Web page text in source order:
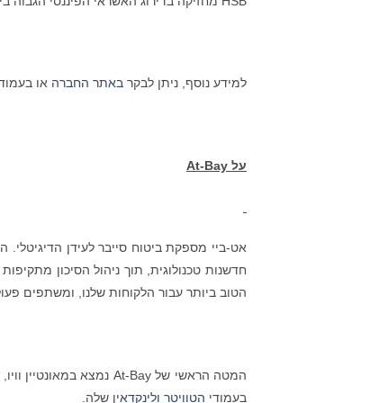
למידע נוסף, ניתן לבקר באתר החברה או
על At-Bay
חדשנות טכנולוגית, תוך ניהול הסיכון
הטוב ביותר עבור הלקוחות שלנו, ומשתפים
המטה הראשי של At-Bay נמצא במאונטיין וויו, קליפורניה ומרכז הפיתוח ממוקם בתל אביב. למידע נוסף ניתן לבקר
בעמודי הטוויטר ולינקדאין שלה.